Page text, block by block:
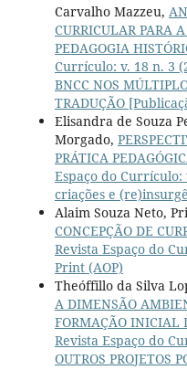
Carvalho Mazzeu,
CURRICULAR PARA
PEDAGOGIA
Currículo: v. 18 n. 3
BNCC NOS
TRADUÇÃO
Elisandra de Souza
Morgado,
PRÁTICA
Espaço do Currículo:
criações e
Alaim Souza Neto,
CONCEPÇÃO DE
Revista Espaço do
Print (AOP)
Theóffillo da Silva
A DIMENSÃO
FORMAÇÃO INICIAL
Revista Espaço do
OUTROS PROJETOS